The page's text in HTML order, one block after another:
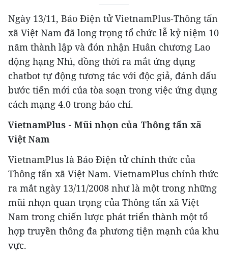
Ngày 13/11, Báo Điện tử VietnamPlus-Thông tấn
xã Việt Nam đã long trọng tổ chức lễ kỷ niệm 10
năm thành lập và đón nhận Huân chương Lao
động hạng Nhì, đồng thời ra mắt ứng dụng
chatbot tự động tương tác với độc giả, đánh dấu
bước tiến mới của tòa soạn trong việc ứng dụng
cách mạng 4.0 trong báo chí.
VietnamPlus - Mũi nhọn của Thông tấn xã
Việt Nam
VietnamPlus là Báo Điện tử chính thức của
Thông tấn xã Việt Nam. VietnamPlus chính thức
ra mắt ngày 13/11/2008 như là một trong những
mũi nhọn quan trọng của Thông tấn xã Việt
Nam trong chiến lược phát triển thành một tổ
hợp truyền thông đa phương tiện mạnh của khu
vực.